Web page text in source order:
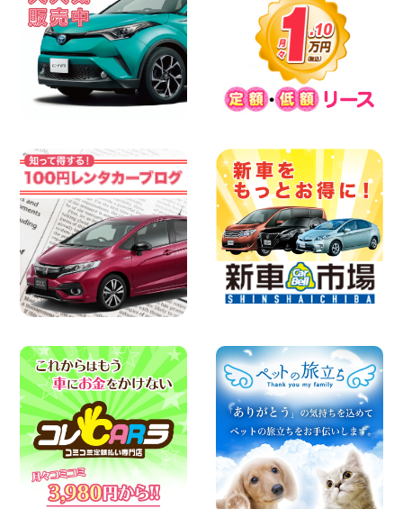
100円レンタカー 佐渡空港
2026年08月07日
楽しい佐渡旅行を守るために!安全運転の
お願い 新潟県 両津店
100円レンタカー 両津
2026年08月07日
100円レンタカー 中川かの里
2026年08月07日
☆ 夏休みクーポン登場!最大9,500円おト
ク! ☆ 鳥取県 鳥取青谷店
100円レンタカー 鳥取青谷
2026年08月07日
人気のハイエース!! 大阪府 寝屋川太間東
町店
100円レンタカー 寝屋川太間東町
2026年08月07日
夏季休暇のお知らせ 東京都 墨田両国店
100円レンタカー 墨田両国
2026年08月07日
夏季休暇のお知らせ 東京都 墨田文花店
100円レンタカー 墨田文花
2026年08月07日
お盆も休まず営業します! 神奈川県 横浜
旭南本宿町店
100円レンタカー 横浜旭南本宿町
2026年08月07日